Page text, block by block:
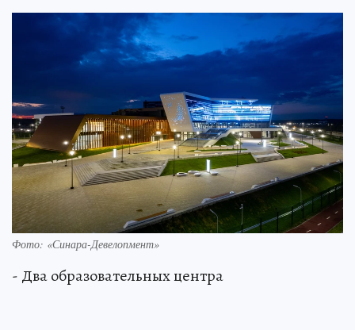
Фото: «Синара-­Девелопмент»
- Два образовательных центра